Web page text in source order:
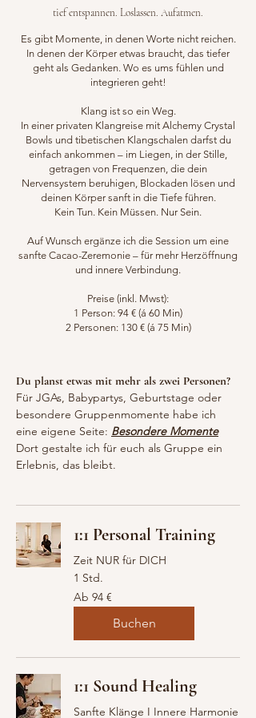
tief entspannen. Loslassen. Aufatmen.
Es gibt Momente, in denen Worte nicht reichen.
In denen der Körper etwas braucht, das tiefer
geht als Gedanken. Wo es ums fühlen und
integrieren geht!
Klang ist so ein Weg.
In einer privaten Klangreise mit Alchemy Crystal
Bowls und tibetischen Klangschalen darfst du
einfach ankommen – im Liegen, in der Stille,
getragen von Frequenzen, die dein
Nervensystem beruhigen, Blockaden lösen und
deinen Körper sanft in die Tiefe führen.
Kein Tun. Kein Müssen. Nur Sein.
Auf Wunsch ergänze ich die Session um eine
sanfte Cacao-Zeremonie – für mehr Herzöffnung
und innere Verbindung.
Preise (inkl. Mwst):
1 Person: 94 € (á 60 Min)
2 Personen: 130 € (á 75 Min)
Du planst etwas mit mehr als zwei Personen?
Für JGAs, Babypartys, Geburtstage oder
besondere Gruppenmomente habe ich
eine eigene Seite: Besondere Momente
Dort gestalte ich für euch als Gruppe ein
Erlebnis, das bleibt.
1:1 Personal Training
Zeit NUR für DICH
1 Std.
Ab
94
Euro
Ab 94 €
Buchen
1:1 Sound Healing
Sanfte Klänge I Innere Harmonie